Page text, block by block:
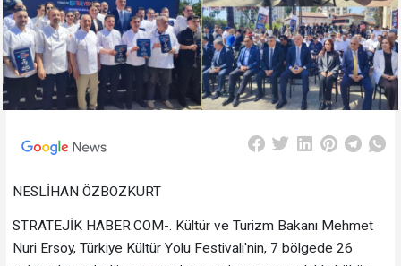
NESLİHAN ÖZBOZKURT
STRATEJİK HABER.COM-. Kültür ve Turizm Bakanı Mehmet
Nuri Ersoy, Türkiye Kültür Yolu Festivali'nin, 7 bölgede 26